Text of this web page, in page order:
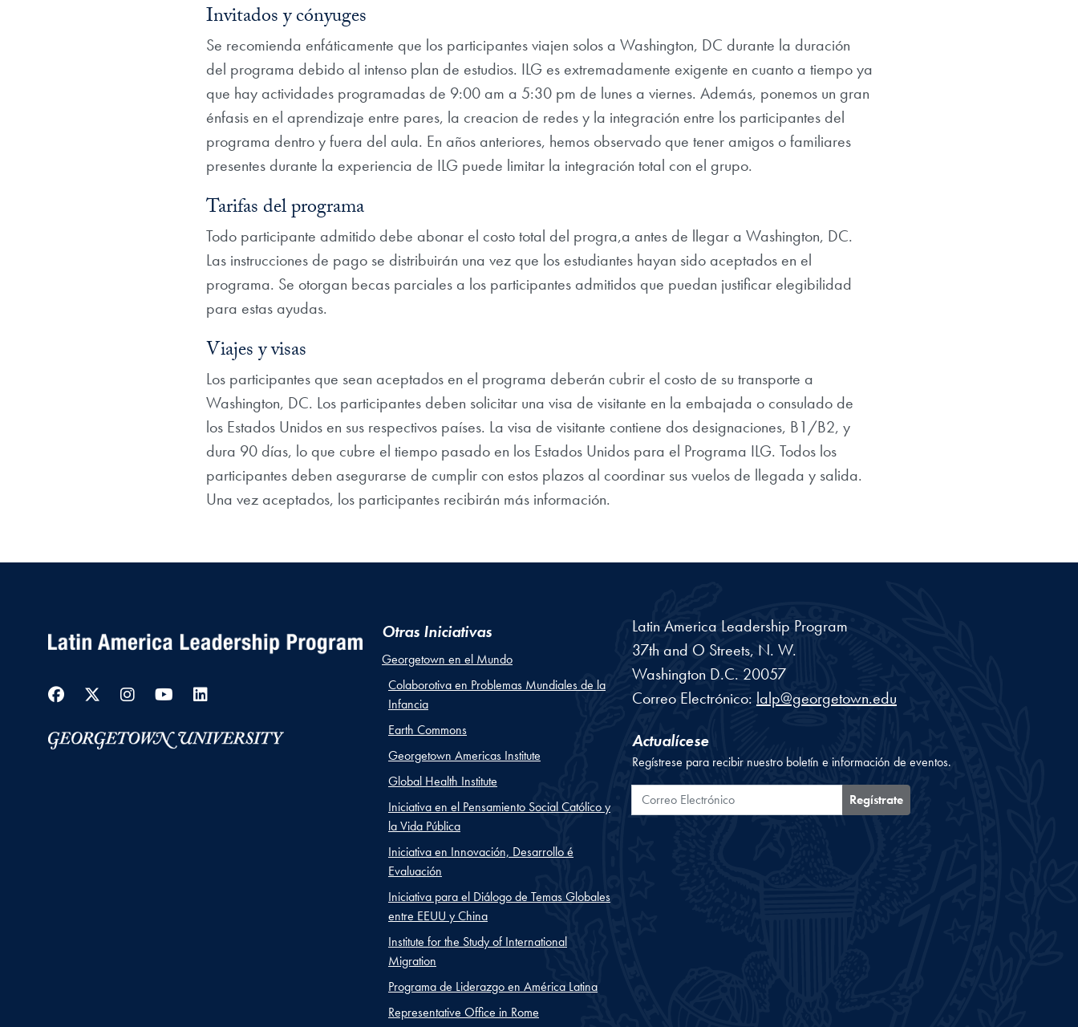
Invitados y cónyuges
Se recomienda enfáticamente que los participantes viajen solos a Washington, DC durante la duración
del programa debido al intenso plan de estudios. ILG es extremadamente exigente en cuanto a tiempo ya
que hay actividades programadas de 9:00 am a 5:30 pm de lunes a viernes. Además, ponemos un gran
énfasis en el aprendizaje entre pares, la creacion de redes y la integración entre los participantes del
programa dentro y fuera del aula. En años anteriores, hemos observado que tener amigos o familiares
presentes durante la experiencia de ILG puede limitar la integración total con el grupo.
Tarifas del programa
Todo participante admitido debe abonar el costo total del progra,a antes de llegar a Washington, DC.
Las instrucciones de pago se distribuirán una vez que los estudiantes hayan sido aceptados en el
programa. Se otorgan becas parciales a los participantes admitidos que puedan justificar elegibilidad
para estas ayudas.
Viajes y visas
Los participantes que sean aceptados en el programa deberán cubrir el costo de su transporte a
Washington, DC. Los participantes deben solicitar una visa de visitante en la embajada o consulado de
los Estados Unidos en sus respectivos países. La visa de visitante contiene dos designaciones, B1/B2, y
dura 90 días, lo que cubre el tiempo pasado en los Estados Unidos para el Programa ILG. Todos los
participantes deben asegurarse de cumplir con estos plazos al coordinar sus vuelos de llegada y salida.
Una vez aceptados, los participantes recibirán más información.
Facebook
Twitter
Instagram
YouTube
Otras Iniciativas
Georgetown en el Mundo
Colaborotiva en Problemas Mundiales de la
Infancia
Earth Commons
Georgetown Americas Institute
Global Health Institute
Iniciativa en el Pensamiento Social Católico y
la Vida Pública
Iniciativa en Innovación, Desarrollo é
Evaluación
Iniciativa para el Diálogo de Temas Globales
entre EEUU y China
Institute for the Study of International
Migration
Programa de Liderazgo en América Latina
Representative Office in Rome
Latin America Leadership Program
37th and O Streets, N. W.
Washington D.C. 20057
Correo Electrónico: lalp@georgetown.edu
Actualícese
Regístrese para recibir nuestro boletín e información de eventos.
Correo Electrónico Regístrate